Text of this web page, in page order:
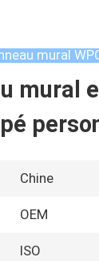
mural
mural
Chine
OEM
ISO